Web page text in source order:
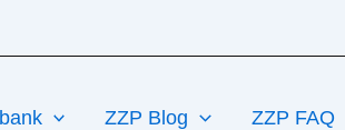
ZZP Blog ZZP FAQ